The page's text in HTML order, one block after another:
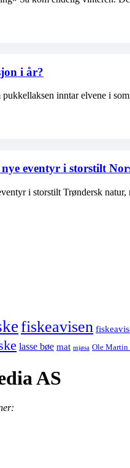
i år?
inntar elvene i
eventyr i storstilt
i storstilt Trøndersk
fiskeavisen
lasse bøe mat mjøsa Ole
AS